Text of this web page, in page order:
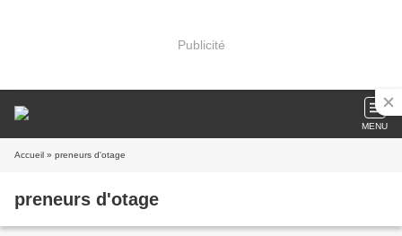
Publicité
MENU
Accueil » preneurs d'otage
preneurs d'otage